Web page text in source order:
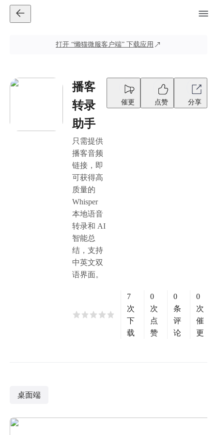
打开 “懒猫微服客户端” 下载应用
播客
转录
助手
只需提供
播客音频
链接，即
可获得高
质量的
Whisper
本地语音
转录和 AI
智能总
结，支持
中英文双
语界面。
催更 点赞 分享
7
次
下
载
0
次
点
赞
0
条
评
论
0
次
催
更
桌面端